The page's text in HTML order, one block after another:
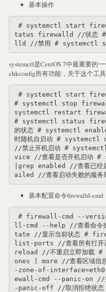
基本操作
tatus firewalld //状态
lld //禁用 # systemctl
systemctl是CentOS 7中最重要的
chkconfig所有功能，关于这个工
# systemctl stop
systemctl restart
# systemctl status
的状态 # systemctl
时随机自启动 #
//禁止开机启动 #
vice //查看是否开机启
|grep enabled //查看已
ailed //查看启动失败的服务
基本配置命令firewalld-cmd
ll-cmd --help //查看命令
tate //显示当前状态 #
list-ports //查看所有打
reload //不重启立即加
ones | more //查看区域
-zone-of-interface=eth0
ewall-cmd --panic-on //
-panic-off //取消拒绝状